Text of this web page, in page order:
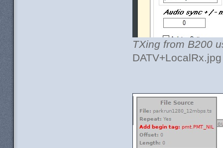
TXing from B200